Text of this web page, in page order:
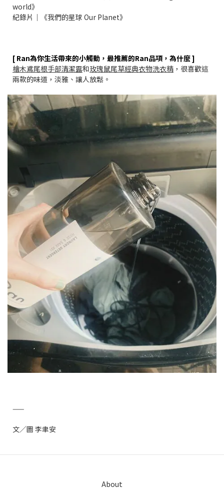
world》
紀錄片｜《我們的星球 Our Planet》
[ Ran為你生活帶來的小觸動，最推薦的Ran品項，為什麼 ]
檜木鳶尾根手部清潔露和玫瑰鼠尾草經典衣物洗衣精 ，很喜歡這
兩款的味道，淡雅、讓人放鬆。
——
文／圖 李聿安
About